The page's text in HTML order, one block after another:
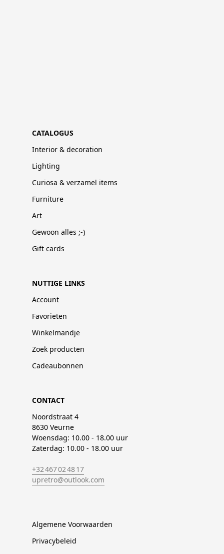
CATALOGUS
Interior & decoration
Lighting
Curiosa & verzamel items
Furniture
Art
Gewoon alles ;-)
Gift cards
NUTTIGE LINKS
Account
Favorieten
Winkelmandje
Zoek producten
Cadeaubonnen
CONTACT
Noordstraat 4
8630 Veurne
Woensdag: 10.00 - 18.00 uur
Zaterdag: 10.00 - 18.00 uur
+32 467 02 48 17
upretro@outlook.com
Algemene Voorwaarden
Privacybeleid